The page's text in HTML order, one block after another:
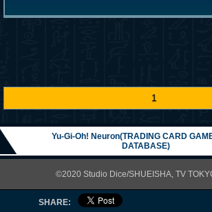
1
Yu-Gi-Oh! Neuron(TRADING CARD
DATABASE)
©2020 Studio Dice/SHUEISHA, TV
SHARE: